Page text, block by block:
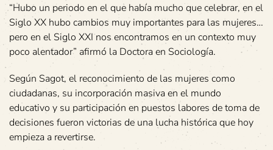
“Hubo un periodo en el que había mucho que celebrar, en el
Siglo XX hubo cambios muy importantes para las mujeres…
pero en el Siglo XXI nos encontramos en un contexto muy
poco alentador” afirmó la Doctora en Sociología.
Según Sagot, el reconocimiento de las mujeres como
ciudadanas, su incorporación masiva en el mundo
educativo y su participación en puestos labores de toma de
decisiones fueron victorias de una lucha histórica que hoy
empieza a revertirse.